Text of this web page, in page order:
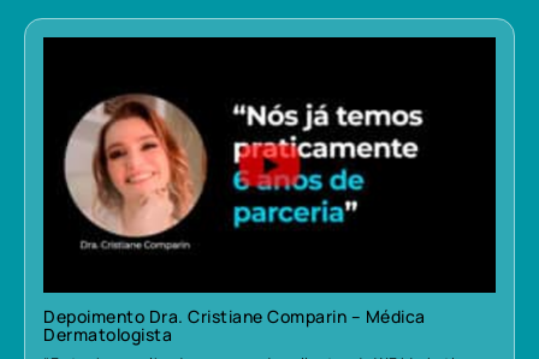
Depoimento Dra. Cristiane Comparin – Médica
Dermatologista